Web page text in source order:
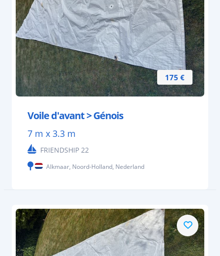
175 €
Voile d'avant > Génois
7 m x 3.3 m
FRIENDSHIP 22
Alkmaar, Noord-Holland, Nederland